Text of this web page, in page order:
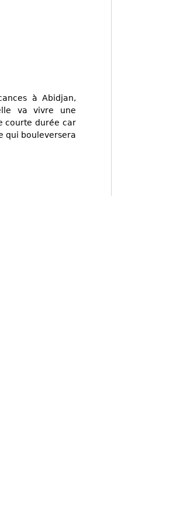
à Abidjan,
va vivre une
courte durée car
qui bouleversera